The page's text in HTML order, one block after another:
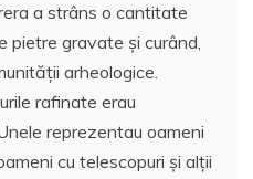
a strâns o cantitate
pietre gravate şi curând,
arheologice.
rafinate erau
reprezentau oameni
cu telescopuri şi alţii